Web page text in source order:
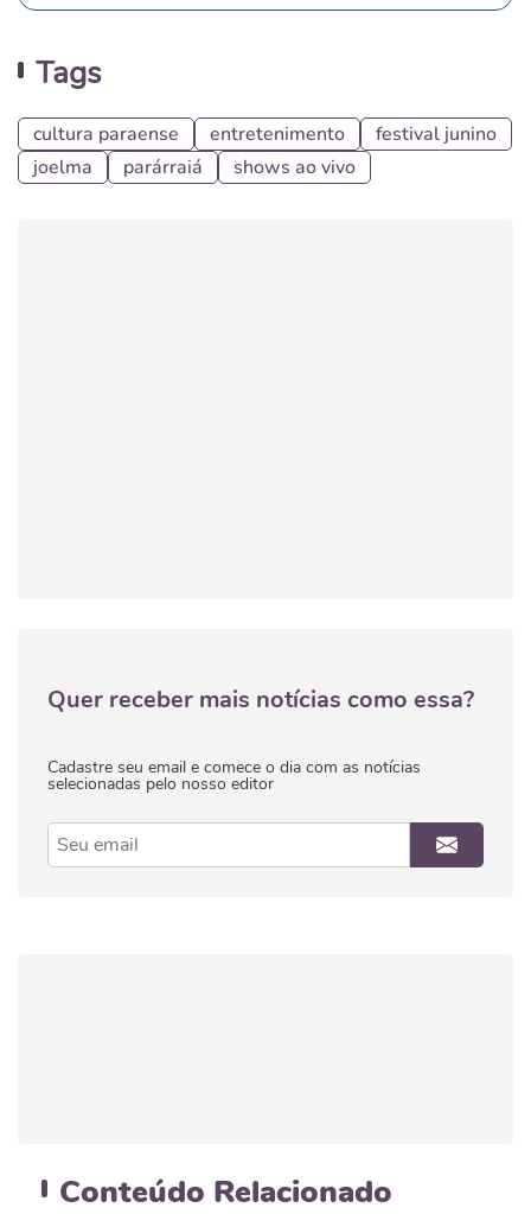
Tags
cultura paraense entretenimento
festival junino
joelma
parárraiá shows ao vivo
Quer receber mais notícias como essa?
Cadastre seu email e comece o dia com as notícias
selecionadas pelo nosso editor
Conteúdo Relacionado